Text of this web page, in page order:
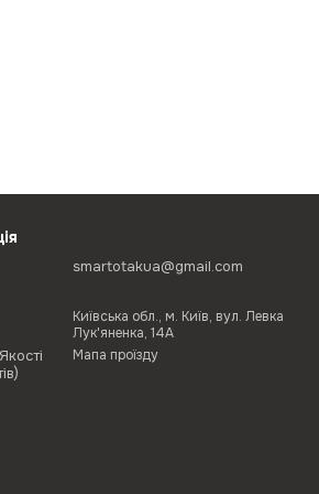
smartotakua@gmail.com
Київська обл., м. Київ, вул. Левка
Лук'яненка, 14А
Мапа проїзду